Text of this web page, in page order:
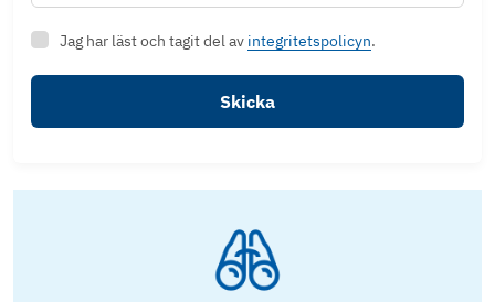
Jag har läst och tagit del av integritetspolicyn.
Skicka